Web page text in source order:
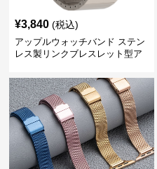
¥3,840 (税込)
アップルウォッチバンド ステン
レス製リンクブレスレット型ア